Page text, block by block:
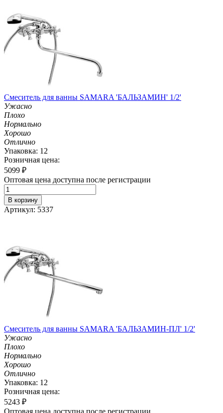
Смеситель для ванны SAMARA 'БАЛЬЗАМИН' 1/2'
Ужасно
Плохо
Нормально
Хорошо
Отлично
Упаковка: 12
Розничная цена:
5099 ₽
Оптовая цена доступна после регистрации
В корзину
Артикул: 5337
Смеситель для ванны SAMARA 'БАЛЬЗАМИН-ПЛ' 1/2'
Ужасно
Плохо
Нормально
Хорошо
Отлично
Упаковка: 12
Розничная цена:
5243 ₽
Оптовая цена доступна после регистрации